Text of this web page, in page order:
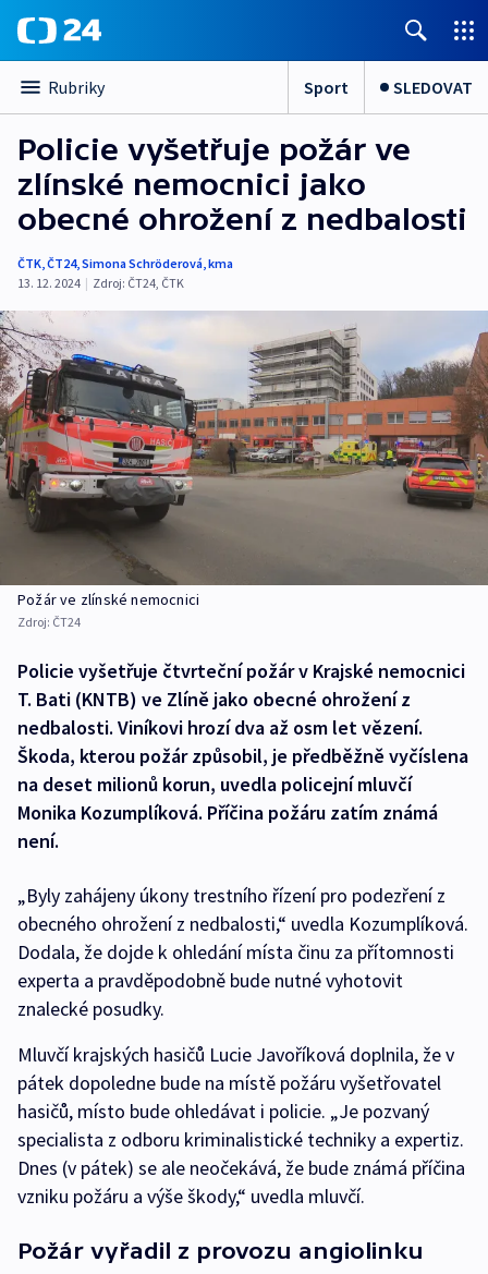
Rubriky Sport SLEDOVAT
Policie vyšetřuje požár ve
zlínské nemocnici jako
obecné ohrožení z nedbalosti
ČTK,ČT24,Simona Schröderová,kma
13. 12. 2024 | Zdroj: ČT24, ČTK
Požár ve zlínské nemocnici
Zdroj: ČT24
Policie vyšetřuje čtvrteční požár v Krajské nemocnici
T. Bati (KNTB) ve Zlíně jako obecné ohrožení z
nedbalosti. Viníkovi hrozí dva až osm let vězení.
Škoda, kterou požár způsobil, je předběžně vyčíslena
na deset milionů korun, uvedla policejní mluvčí
Monika Kozumplíková. Příčina požáru zatím známá
není.
„Byly zahájeny úkony trestního řízení pro podezření z
obecného ohrožení z nedbalosti,“ uvedla Kozumplíková.
Dodala, že dojde k ohledání místa činu za přítomnosti
experta a pravděpodobně bude nutné vyhotovit
znalecké posudky.
Mluvčí krajských hasičů Lucie Javoříková doplnila, že v
pátek dopoledne bude na místě požáru vyšetřovatel
hasičů, místo bude ohledávat i policie. „Je pozvaný
specialista z odboru kriminalistické techniky a expertiz.
Dnes (v pátek) se ale neočekává, že bude známá příčina
vzniku požáru a výše škody,“ uvedla mluvčí.
Požár vyřadil z provozu angiolinku